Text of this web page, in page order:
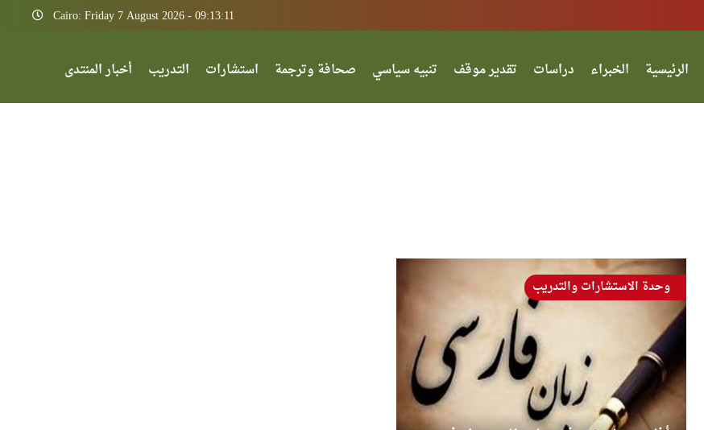
Cairo: Friday 7 August 2026 - 09:13:11
الرئيسية الخبراء دراسات تقدير موقف تنبيه سياسي صحافة وترجمة استشارات التدريب أخبار المنتدى
وحدة الاستشارات والتدريب